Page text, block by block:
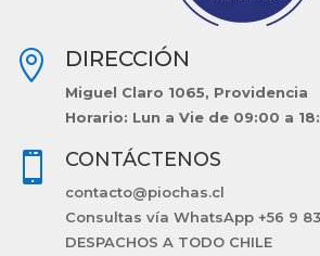
 DIRECCIÓN
Miguel Claro 1065, Providencia
Horario: Lun a Vie de 09:00 a
 CONTÁCTENOS
contacto@piochas.cl
Consultas vía WhatsApp +56 9
DESPACHOS A TODO CHILE